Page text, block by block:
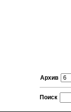
Архив
Поиск